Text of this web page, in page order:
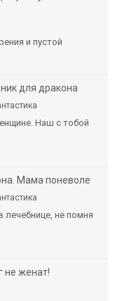
и пустой
для дракона
Наш с тобой
Мама поневоле
лечебнице, не помня
не женат!